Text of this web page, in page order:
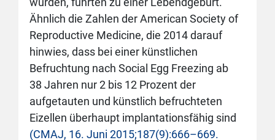
Ähnlich die Zahlen der American Society of
Reproductive Medicine, die 2014 darauf
hinwies, dass bei einer künstlichen
Befruchtung nach Social Egg Freezing ab
38 Jahren nur 2 bis 12 Prozent der
aufgetauten und künstlich befruchteten
Eizellen überhaupt implantationsfähig sind
(CMAJ, 16. Juni 2015;187(9):666–669.